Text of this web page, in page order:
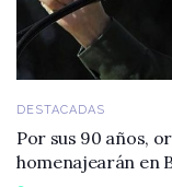
DESTACADAS
Por sus 90 años,
homenajearán en